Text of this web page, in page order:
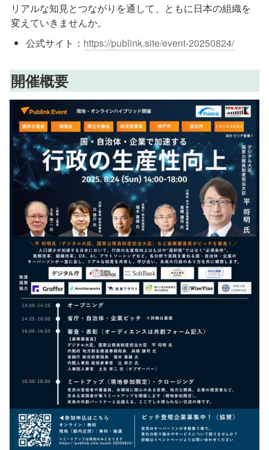
リアルな知見とつながりを通して、ともに日本の組織を
変えていきませんか。
公式サイト： https://publink.site/event-20250824/
開催概要